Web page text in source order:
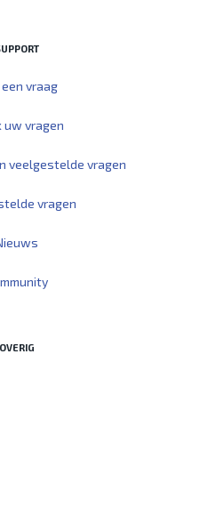
vraag
uw vragen
veelgestelde vragen
vragen
OVERIG